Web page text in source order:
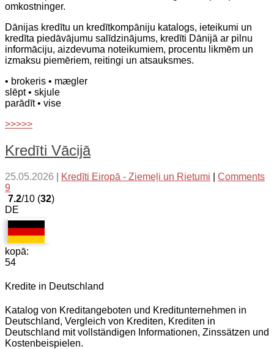
omkostninger.
Dānijas kredītu un kredītkompāniju katalogs, ieteikumi un
kredīta piedāvājumu salīdzinājums, kredīti Dānijā ar pilnu
informāciju, aizdevuma noteikumiem, procentu likmēm un
izmaksu piemēriem, reitingi un atsauksmes.
• brokeris • mægler
slēpt• skjule
parādīt• vise
>>>>>
Kredīti Vācijā
25.05.2026 Kredīti Eiropā - Ziemeļi un Rietumi
Comments
9
7.2/10 (32)
DE
kopā:
54
Kredite in Deutschland
Katalog von Kreditangeboten und Kreditunternehmen in
Deutschland, Vergleich von Krediten, Krediten in
Deutschland mit vollständigen Informationen, Zinssätzen und
Kostenbeispielen.